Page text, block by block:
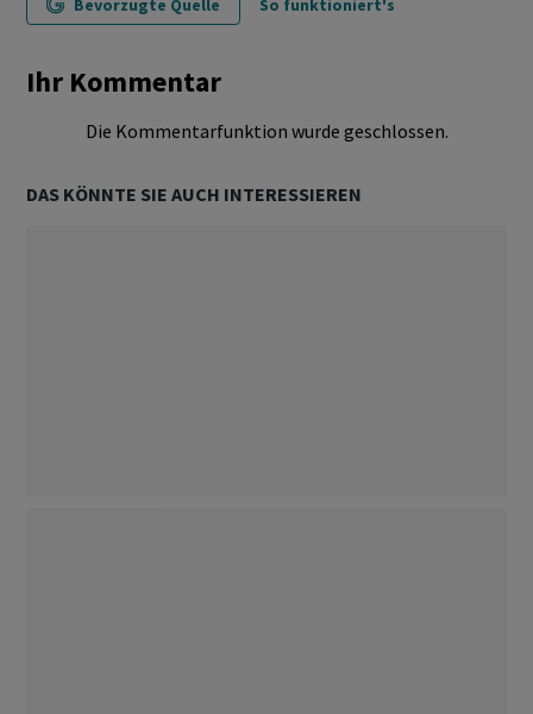
Bevorzugte Quelle So funktioniert's
Ihr Kommentar
Die Kommentarfunktion wurde geschlossen.
DAS KÖNNTE SIE AUCH INTERESSIEREN